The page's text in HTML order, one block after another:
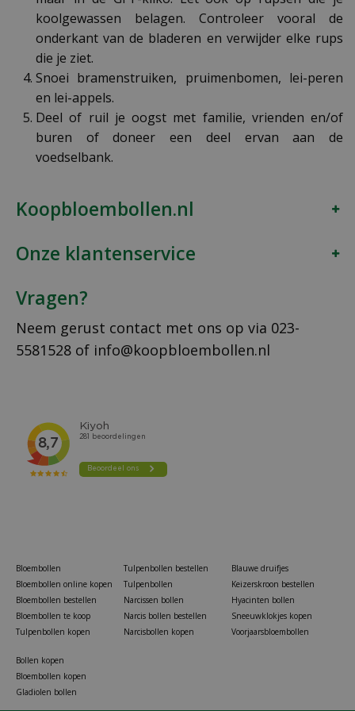
koolgewassen belagen. Controleer vooral de
onderkant van de bladeren en verwijder elke rups
die je ziet.
Snoei bramenstruiken, pruimenbomen, lei-peren
en lei-appels.
Deel of ruil je oogst met familie, vrienden en/of
buren of doneer een deel ervan aan de
voedselbank.
Koopbloembollen.nl
Onze klantenservice
Vragen?
Neem gerust contact met ons op via 023-
5581528 of info@koopbloembollen.nl
Bloembollen
Bloembollen online kopen
Bloembollen bestellen
Bloembollen te koop
Tulpenbollen kopen
Tulpenbollen bestellen
Tulpenbollen
Narcissen bollen
Narcis bollen bestellen
Narcisbollen kopen
Blauwe druifjes
Keizerskroon bestellen
Hyacinten bollen
Sneeuwklokjes kopen
Voorjaarsbloembollen
Bollen kopen
Bloembollen kopen
Gladiolen bollen